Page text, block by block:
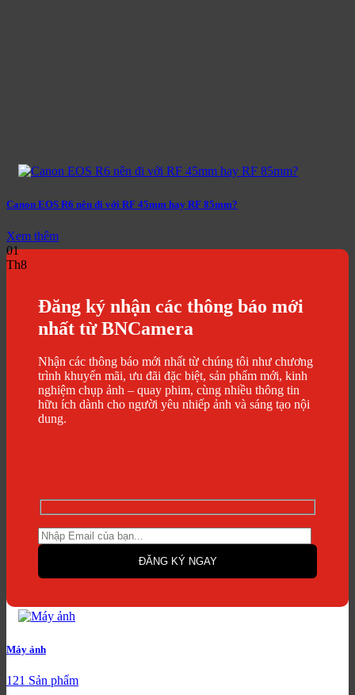
Canon EOS R6 nên đi với RF 45mm hay RF 85mm?
Xem thêm
01
Th8
Đăng ký nhận các thông báo mới
nhất từ BNCamera
Nhận các thông báo mới nhất từ chúng tôi như chương
trình khuyến mãi, ưu đãi đặc biệt, sản phẩm mới, kinh
nghiệm chụp ảnh – quay phim, cùng nhiều thông tin
hữu ích dành cho người yêu nhiếp ảnh và sáng tạo nội
dung.
Máy ảnh
121 Sản phẩm